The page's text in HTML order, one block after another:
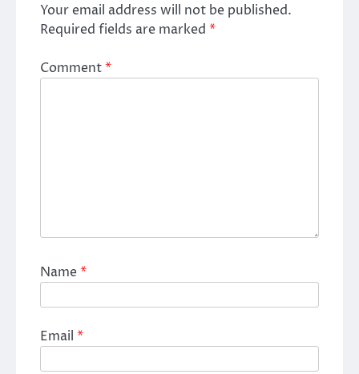
Your email address will not be published.
Required fields are marked *
Comment*
Name*
Email *